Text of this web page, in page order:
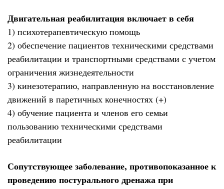
Двигательная реабилитация включает в себя
1) психотерапевтическую помощь
2) обеспечение пациентов техническими средствами
реабилитации и транспортными средствами с учетом
ограничения жизнедеятельности
3) кинезотерапию, направленную на восстановление
движений в паретичных конечностях (+)
4) обучение пациента и членов его семьи
пользованию техническими средствами
реабилитации
Сопутствующее заболевание, противопоказанное к
проведению постурального дренажа при